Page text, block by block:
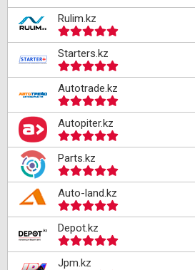
Rulim.kz
Starters.kz
Autotrade.kz
Autopiter.kz
Parts.kz
Auto-land.kz
Depot.kz
Jpm.kz